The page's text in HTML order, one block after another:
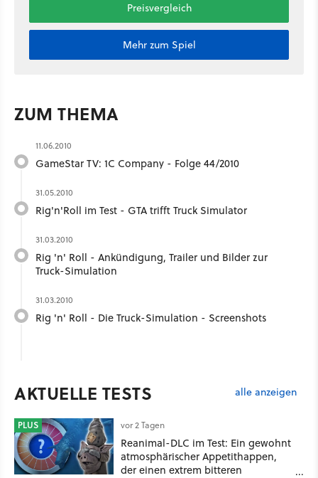
Preisvergleich
Mehr zum Spiel
ZUM THEMA
11.06.2010
GameStar TV: 1C Company - Folge 44/2010
31.05.2010
Rig'n'Roll im Test - GTA trifft Truck Simulator
31.03.2010
Rig 'n' Roll - Ankündigung, Trailer und Bilder zur
Truck-Simulation
31.03.2010
Rig 'n' Roll - Die Truck-Simulation - Screenshots
AKTUELLE TESTS alle anzeigen
PLUS vor 2 Tagen
Reanimal-DLC im Test: Ein gewohnt
atmosphärischer Appetithappen,
der einen extrem bitteren